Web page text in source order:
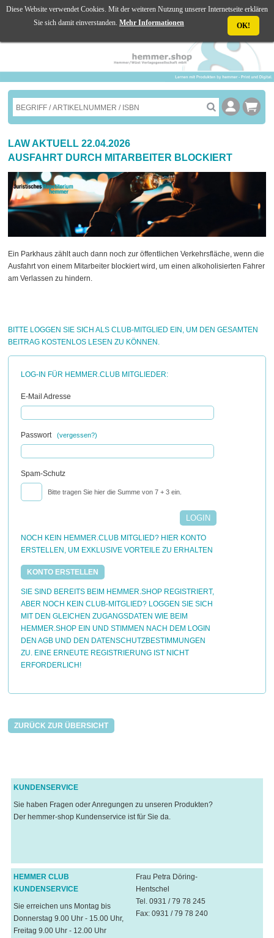
☰ MENU
LAW AKTUELL 22.04.2026
AUSFAHRT DURCH MITARBEITER BLOCKIERT
Ein Parkhaus zählt auch dann noch zur öffentlichen Verkehrsfläche, wenn die
Ausfahrt von einem Mitarbeiter blockiert wird, um einen alkoholisierten Fahrer
am Verlassen zu hindern.
BITTE LOGGEN SIE SICH ALS CLUB-MITGLIED EIN, UM DEN GESAMTEN
BEITRAG KOSTENLOS LESEN ZU KÖNNEN.
LOG-IN FÜR HEMMER.CLUB MITGLIEDER:
E-Mail Adresse
Passwort(vergessen?)
Spam-Schutz
Bitte tragen Sie hier die Summe von 7 + 3 ein.
NOCH KEIN HEMMER.CLUB MITGLIED? HIER KONTO
ERSTELLEN, UM EXKLUSIVE VORTEILE ZU ERHALTEN
KONTO ERSTELLEN
SIE SIND BEREITS BEIM HEMMER.SHOP REGISTRIERT,
ABER NOCH KEIN CLUB-MITGLIED? LOGGEN SIE SICH
MIT DEN GLEICHEN ZUGANGSDATEN WIE BEIM
HEMMER.SHOP EIN UND STIMMEN NACH DEM LOGIN
DEN AGB UND DEN DATENSCHUTZBESTIMMUNGEN
ZU. EINE ERNEUTE REGISTRIERUNG IST NICHT
ERFORDERLICH!
ZURÜCK ZUR ÜBERSICHT
KUNDENSERVICE
Sie haben Fragen oder Anregungen zu unseren Produkten?
Der hemmer-shop Kundenservice ist für Sie da.
HEMMER CLUB
KUNDENSERVICE
Sie erreichen uns Montag bis
Donnerstag 9.00 Uhr - 15.00 Uhr,
Freitag 9.00 Uhr - 12.00 Uhr
Frau Petra Döring-
Hentschel
Tel. 0931 / 79 78 245
Fax: 0931 / 79 78 240
Diese Website verwendet Cookies. Mit der weiteren Nutzung unserer Internetseite erklären
Sie sich damit einverstanden. Mehr Informationen OK!